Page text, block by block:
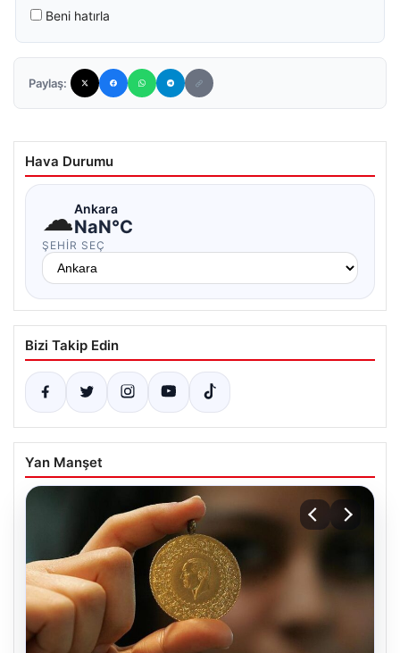
Beni hatırla
Paylaş:
Hava Durumu
☁Ankara
NaN°C
ŞEHIR SEÇ
Bizi Takip Edin
Yan Manşet